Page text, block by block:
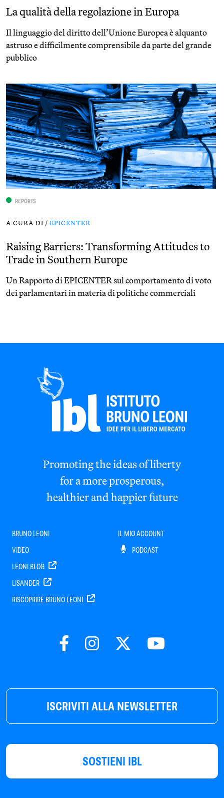
La qualità della regolazione in Europa
Il linguaggio del diritto dell’Unione Europea è alquanto
astruso e difficilmente comprensibile da parte del grande
pubblico
REPORTS
A CURA DI / EPICENTER
Raising Barriers: Transforming Attitudes to
Trade in Southern Europe
Un Rapporto di EPICENTER sul comportamento di voto
dei parlamentari in materia di politiche commerciali
ISCRIVITI ALLA NEWSLETTER
SOSTIENI IBL
Promoting the ideas of liberty
for a more prosperous,
healthier and happier future
BRUNO LEONI
VIDEO
LEONI BLOG
LISANDER
RISCOPRIRE BRUNO LEONI
IL MIO ACCOUNT
PODCAST